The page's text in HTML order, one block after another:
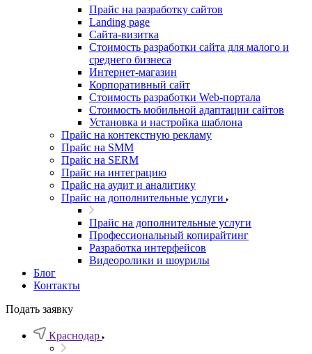
Прайс на разработку сайтов
Landing page
Cайта-визитка
Стоимость разработки сайта для малого и
среднего бизнеса
Интернет-магазин
Корпоративный сайт
Стоимость разработки Web-портала
Стоимость мобильной адаптации сайтов
Установка и настройка шаблона
Прайс на контекстную рекламу
Прайс на SMM
Прайс на SERM
Прайс на интеграцию
Прайс на аудит и аналитику
Прайс на дополнительные услуги
Прайс на дополнительные услуги
Профессиональный копирайтинг
Разработка интерфейсов
Видеоролики и шоурилы
Блог
Контакты
Подать заявку
Краснодар